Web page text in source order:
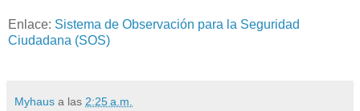
Enlace: Sistema de Observación para la Seguridad
Ciudadana (SOS)
Myhaus a las 2:25 a.m.